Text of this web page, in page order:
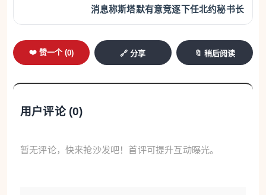
消息称斯塔默有意竞逐下任北约秘书长
❤️ 赞一个 (0) 🔗 分享 🔖 稍后阅读
用户评论 (0)
暂无评论，快来抢沙发吧！首评可提升互动曝光。